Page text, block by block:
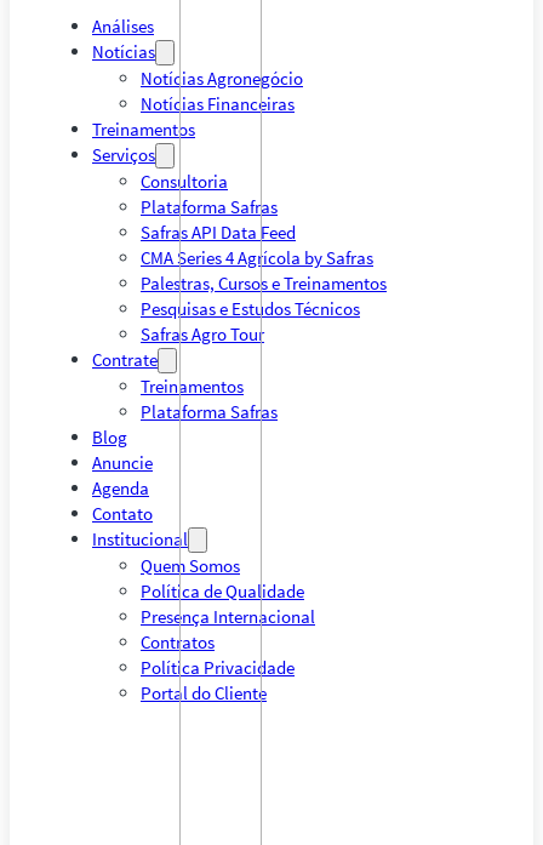
Análises
Notícias
Notícias Agronegócio
Notícias Financeiras
Treinamentos
Serviços
Consultoria
Plataforma Safras
Safras API Data Feed
CMA Series 4 Agrícola by Safras
Palestras, Cursos e Treinamentos
Pesquisas e Estudos Técnicos
Safras Agro Tour
Contrate
Treinamentos
Plataforma Safras
Blog
Anuncie
Agenda
Contato
Institucional
Quem Somos
Política de Qualidade
Presença Internacional
Contratos
Política Privacidade
Portal do Cliente